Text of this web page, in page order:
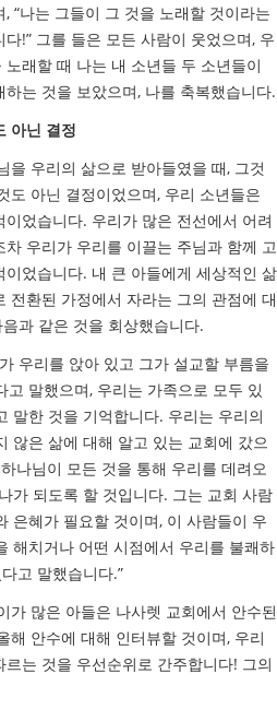
“나는 그들이 그 것을 노래할 것이라는
!” 그를 들은 모든 사람이 웃었으며, 우
노래할 때 나는 내 소년들 두 소년들이
하는 것을 보았으며, 나를 축복했습니다.
아닌 결정
을 우리의 삶으로 받아들였을 때, 그것
도 아닌 결정이었으며, 우리 소년들은
이었습니다. 우리가 많은 전선에서 어려
차 우리가 우리를 이끌는 주님과 함께 고
이었습니다. 내 큰 아들에게 세상적인 삶
전환된 가정에서 자라는 그의 관점에 대
과 같은 것을 회상했습니다.
우리를 앉아 있고 그가 설교할 부름을
고 말했으며, 우리는 가족으로 모두 있
말한 것을 기억합니다. 우리는 우리의
않은 삶에 대해 알고 있는 교회에 갔으
나님이 모든 것을 통해 우리를 데려오
가 되도록 할 것입니다. 그는 교회 사람
은혜가 필요할 것이며, 이 사람들이 우
해치거나 어떤 시점에서 우리를 불쾌하
고 말했습니다.”
가 많은 아들은 나사렛 교회에서 안수된
해 안수에 대해 인터뷰할 것이며, 우리
르는 것을 우선순위로 간주합니다! 그의